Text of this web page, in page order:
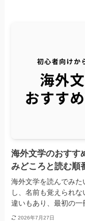
海外文学のおすす
みどころと読む順
海外文学を読んでみ
し、名前も覚えられ
違いもあり、最初の
2026年7月27日